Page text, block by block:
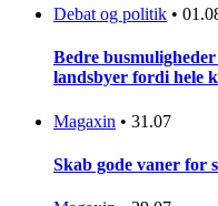
Debat og politik •
Bedre
landsbyer fordi hele
Magaxin • 31.07
Skab gode vaner for